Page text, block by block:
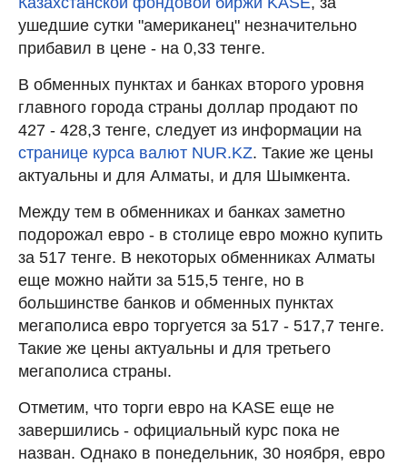
ушедшие сутки "американец" незначительно
прибавил в цене - на 0,33 тенге.
В обменных пунктах и банках второго уровня
главного города страны доллар продают по
427 - 428,3 тенге, следует из информации на
странице курса валют NUR.KZ. Такие же цены
актуальны и для Алматы, и для Шымкента.
Между тем в обменниках и банках заметно
подорожал евро - в столице евро можно купить
за 517 тенге. В некоторых обменниках Алматы
еще можно найти за 515,5 тенге, но в
большинстве банков и обменных пунктах
мегаполиса евро торгуется за 517 - 517,7 тенге.
Такие же цены актуальны и для третьего
мегаполиса страны.
Отметим, что торги евро на KASE еще не
завершились - официальный курс пока не
назван. Однако в понедельник, 30 ноября, евро